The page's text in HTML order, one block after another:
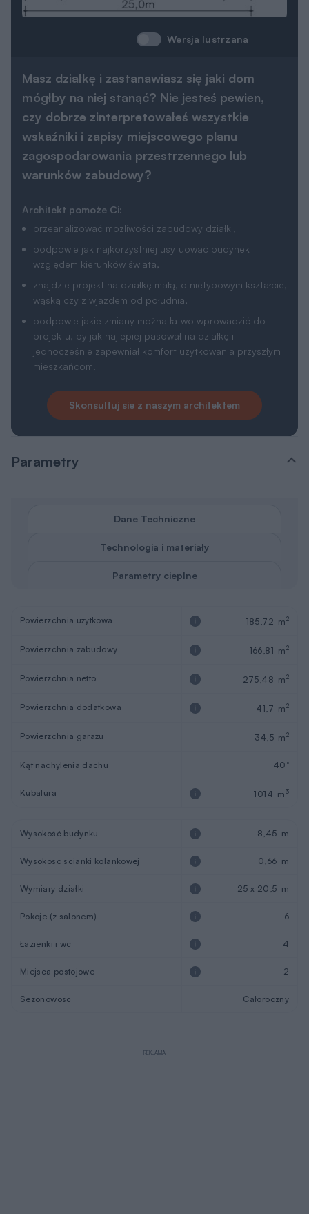
Wersja lustrzana
Masz działkę i zastanawiasz się jaki dom
mógłby na niej stanąć? Nie jesteś pewien,
czy dobrze zinterpretowałeś wszystkie
wskaźniki i zapisy miejscowego planu
zagospodarowania przestrzennego lub
warunków zabudowy?
Architekt pomoże Ci:
przeanalizować możliwości zabudowy działki,
podpowie jak najkorzystniej usytuować budynek
względem kierunków świata,
znajdzie projekt na działkę małą, o nietypowym kształcie,
wąską czy z wjazdem od południa,
podpowie jakie zmiany można łatwo wprowadzić do
projektu, by jak najlepiej pasował na działkę i
jednocześnie zapewniał komfort użytkowania przyszłym
mieszkańcom.
Skonsultuj sie z naszym architektem
Parametry
Dane Techniczne
Technologia i materiały
Parametry cieplne
Powierzchnia użytkowa 185,72 m2
Powierzchnia zabudowy 166,81 m2
Powierzchnia netto 275,48 m2
Powierzchnia dodatkowa 41,7 m2
Powierzchnia garażu 34,5 m2
Kąt nachylenia dachu 40°
Kubatura 1014 m3
Wysokość budynku 8,45 m
Wysokość ścianki kolankowej 0,66 m
Wymiary działki 25 x 20,5 m
Pokoje (z salonem) 6
Łazienki i wc 4
Miejsca postojowe 2
Sezonowość Całoroczny
REKLAMA